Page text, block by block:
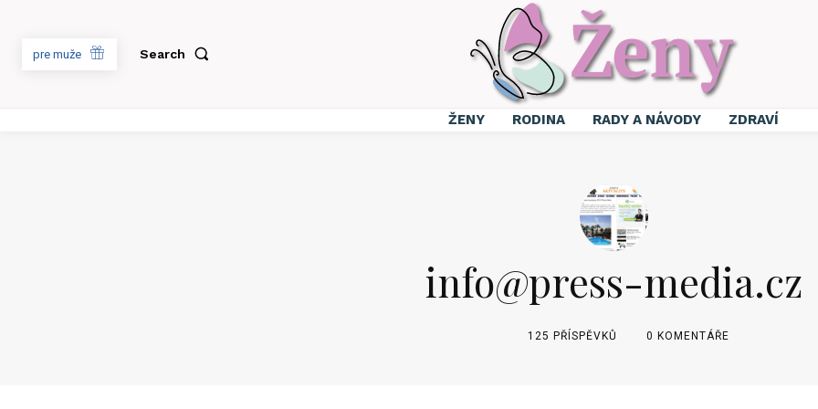
pre muže Search
ŽENY RODINA RADY A NÁVODY ZDRAVÍ
info@press-media.cz
125 PŘÍSPĚVKŮ 0 KOMENTÁŘE